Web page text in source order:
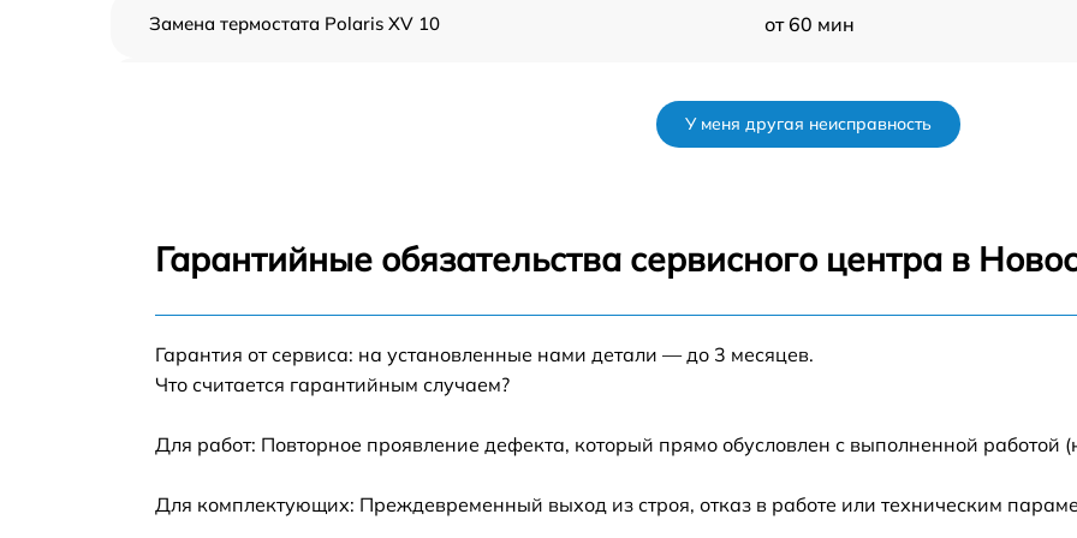
Замена термостата Polaris XV 10 от 60 мин
Ремонт/замена датчика температуры Polaris
Замена прокладки Polaris XV 10 от 60 мин
Замена труб поступления воды Polaris XV 10 от 60 мин
У меня другая неисправность
Гарантийные обязательства сервисного центра в
Гарантия от сервиса: на установленные нами детали — до 3 месяцев.
Что считается гарантийным случаем?
Для работ: Повторное проявление дефекта, который прямо обусловлен с выполненной
Для комплектующих: Преждевременный выход из строя, отказ в работе или техническим